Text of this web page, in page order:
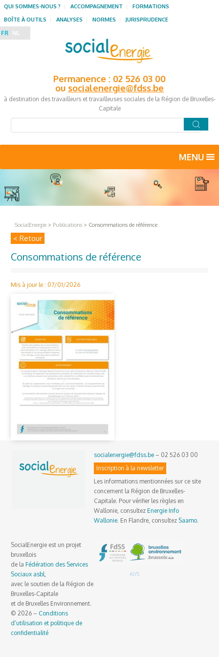
Permanence : 02 526 03 00
ou socialenergie@fdss.be
à destination des travailleurs et travailleuses sociales de la Région de Bruxelles-
Capitale
QUI SOMMES-NOUS ? ACCOMPAGNEMENT
FORMATIONS
BOÎTE À OUTILS
ANALYSES NORMES JURISPRUDENCE
FR NL
MENU
SocialEnergie > Publications > Consommations de référence
< Retour
Consommations de référence
Mis à jour le : 07/01/2026
socialenergie@fdss.be – 02 526 03 00
Inscription à la newsletter
Les informations mentionnées sur ce site
concernent la Région de Bruxelles-
Capitale. Pour vérifier les règles en
Wallonie, consultezEnergie Info
Wallonie. En Flandre, consultez Saamo.
SocialEnergie est un projet
bruxellois
de laFédération des Services
Sociaux asbl
avec le soutien de la Région de
Bruxelles-Capitale
et de Bruxelles Environnement.
© 2026 – Conditions
d’utilisation et politique de
confidentialité
ALYS